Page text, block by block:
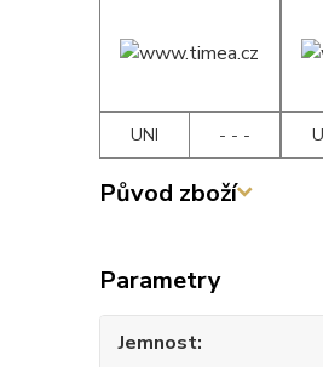
UNI - - -
Původ zboží
Parametry
Jemnost